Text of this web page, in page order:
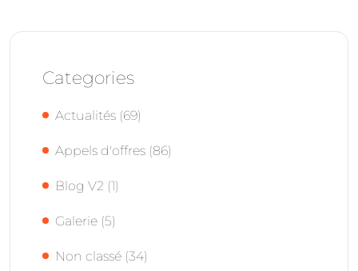
Categories
Actualités (69)
Appels d'offres (86)
Blog V2 (1)
Galerie (5)
Non classé (34)